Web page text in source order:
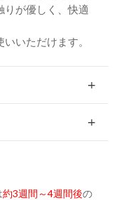
りが優しく、快適
いただけます。
約3週間～4週間後の